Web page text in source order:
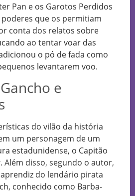
Pan e os Garotos Perdidos
que os permitiam
conta dos relatos sobre
ao tentar voar das
o pó de fada como
levantarem voo.
e
do vilão da história
um personagem de um
estadunidense, o Capitão
. Além disso, segundo o autor,
do lendário pirata
conhecido como Barba-